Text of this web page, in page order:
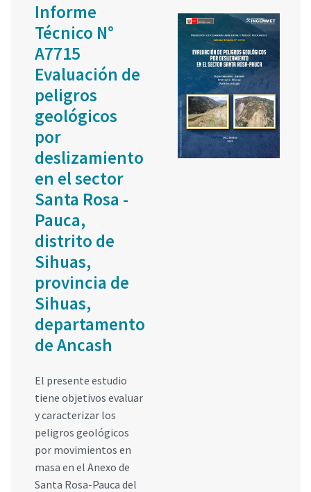
Informe
Técnico N°
A7715
Evaluación de
peligros
geológicos
por
deslizamiento
en el sector
Santa Rosa -
Pauca,
distrito de
Sihuas,
provincia de
Sihuas,
departamento
de Ancash
El presente estudio
tiene objetivos evaluar
y caracterizar los
peligros geológicos
por movimientos en
masa en el Anexo de
Santa Rosa-Pauca del